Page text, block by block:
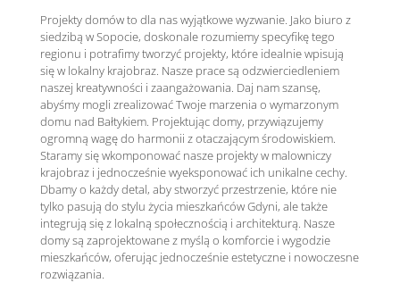
Projekty domów to dla nas wyjątkowe wyzwanie. Jako biuro z
siedzibą w Sopocie, doskonale rozumiemy specyfikę tego
regionu i potrafimy tworzyć projekty, które idealnie wpisują
się w lokalny krajobraz. Nasze prace są odzwierciedleniem
naszej kreatywności i zaangażowania. Daj nam szansę,
abyśmy mogli zrealizować Twoje marzenia o wymarzonym
domu nad Bałtykiem. Projektując domy, przywiązujemy
ogromną wagę do harmonii z otaczającym środowiskiem.
Staramy się wkomponować nasze projekty w malowniczy
krajobraz i jednocześnie wyeksponować ich unikalne cechy.
Dbamy o każdy detal, aby stworzyć przestrzenie, które nie
tylko pasują do stylu życia mieszkańców Gdyni, ale także
integrują się z lokalną społecznością i architekturą. Nasze
domy są zaprojektowane z myślą o komforcie i wygodzie
mieszkańców, oferując jednocześnie estetyczne i nowoczesne
rozwiązania.